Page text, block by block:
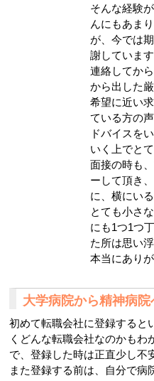
そんな経験
んにもあま
が、今では
謝しています
連絡してか
から出した
希望に近い
ている方の
ドバイスを
いく上でと
面接の時も
ーして頂き
に、横にい
とても小さ
にも1つ1つ
た所は思い
本当にあり
大学病院から精神病
初めて転職会社に登録すると
くどんな転職会社なのかもわ
で、登録した時は正直少し不
また登録する前は、自分で病